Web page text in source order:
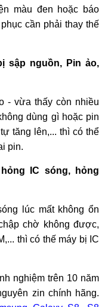
màu đen hoặc báo
cần phải thay thế
sập nguồn, Pin ảo,
- vừa thấy còn nhiều
dùng gì hoặc pin
tăng lên,... thì có thể
pin.
IC sóng, hỏng
lúc mất không ổn
chờ không được,
thì có thế máy bị IC
nghiệm trên 10 năm
zin chính hãng.